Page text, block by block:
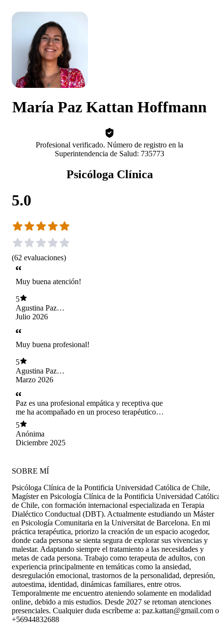
María Paz Kattan Hoffmann
Profesional verificado. Número de registro en la
Superintendencia de Salud: 735773
Psicóloga Clínica
5.0
(62 evaluaciones)
Muy buena atención!
5
Agustina Paz
Criscione O’Ryan
Julio 2026
Muy buena profesional!
5
Agustina Paz
Criscione O’Ryan
Marzo 2026
Paz es una profesional empática y receptiva que
me ha acompañado en un proceso terapéutico de
manera muy responsable. Agradezco tener la
posibilidad de atenderme con ella y la
recomiendo totalmente para realizar terapia
psicológica.
5
Anónima
Diciembre 2025
SOBRE MÍ
Psicóloga Clínica de la Pontificia Universidad Católica de Chile,
Magíster en Psicología Clínica de la Pontificia Universidad
de Chile, con formación internacional especializada en Terapia
Dialéctico Conductual (DBT). Actualmente estudiando un Máster
en Psicología Comunitaria en la Universitat de Barcelona. En mi
práctica terapéutica, priorizo la creación de un espacio acogedor,
donde cada persona se sienta segura de explorar sus vivencias y
malestar. Adaptando siempre el tratamiento a las necesidades y
metas de cada persona. Trabajo como terapeuta de adultos, con
experiencia principalmente en temáticas como la ansiedad,
desregulación emocional, trastornos de la personalidad, depresión,
autoestima, identidad, dinámicas familiares, entre otros.
Temporalmente me encuentro ateniendo solamente en modalidad
online, debido a mis estudios. Desde 2027 se retoman atenciones
presenciales. Cualquier duda escríbeme a: paz.kattan@gmail.com o
+56944832688